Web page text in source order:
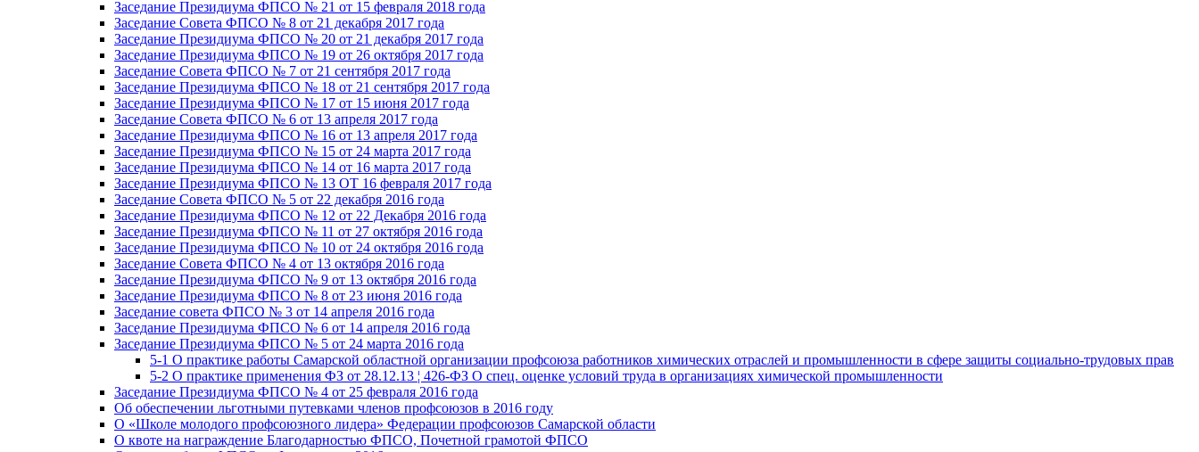
Заседание Президиума ФПСО № 21 от 15 февраля 2018 года
Заседание Совета ФПСО № 8 от 21 декабря 2017 года
Заседание Президиума ФПСО № 20 от 21 декабря 2017 года
Заседание Президиума ФПСО № 19 от 26 октября 2017 года
Заседание Совета ФПСО № 7 от 21 сентября 2017 года
Заседание Президиума ФПСО № 18 от 21 сентября 2017 года
Заседание Президиума ФПСО № 17 от 15 июня 2017 года
Заседание Совета ФПСО № 6 от 13 апреля 2017 года
Заседание Президиума ФПСО № 16 от 13 апреля 2017 года
Заседание Президиума ФПСО № 15 от 24 марта 2017 года
Заседание Президиума ФПСО № 14 от 16 марта 2017 года
Заседание Президиума ФПСО № 13 ОТ 16 февраля 2017 года
Заседание Совета ФПСО № 5 от 22 декабря 2016 года
Заседание Президиума ФПСО № 12 от 22 Декабря 2016 года
Заседание Президиума ФПСО № 11 от 27 октября 2016 года
Заседание Президиума ФПСО № 10 от 24 октября 2016 года
Заседание Совета ФПСО № 4 от 13 октября 2016 года
Заседание Президиума ФПСО № 9 от 13 октября 2016 года
Заседание Президиума ФПСО № 8 от 23 июня 2016 года
Заседание совета ФПСО № 3 от 14 апреля 2016 года
Заседание Президиума ФПСО № 6 от 14 апреля 2016 года
Заседание Президиума ФПСО № 5 от 24 марта 2016 года
5-1 О практике работы Самарской областной организации профсоюза работников химических отраслей и промышленности в сфере защиты социально-трудовых прав
5-2 О практике применения ФЗ от 28.12.13 ¦ 426-ФЗ О спец. оценке условий труда в организациях химической промышленности
Заседание Президиума ФПСО № 4 от 25 февраля 2016 года
Об обеспечении льготными путевками членов профсоюзов в 2016 году
О «Школе молодого профсоюзного лидера» Федерации профсоюзов Самарской области
О квоте на награждение Благодарностью ФПСО, Почетной грамотой ФПСО